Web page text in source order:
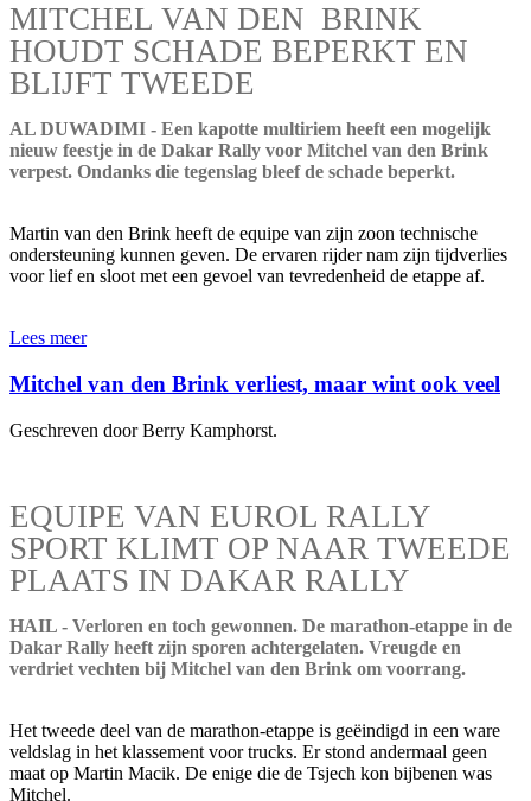
MITCHEL VAN DEN BRINK
HOUDT SCHADE BEPERKT EN
BLIJFT TWEEDE
AL DUWADIMI - Een kapotte multiriem heeft een mogelijk
nieuw feestje in de Dakar Rally voor Mitchel van den Brink
verpest. Ondanks die tegenslag bleef de schade beperkt.
Martin van den Brink heeft de equipe van zijn zoon technische
ondersteuning kunnen geven. De ervaren rijder nam zijn tijdverlies
voor lief en sloot met een gevoel van tevredenheid de etappe af.
Lees meer
Mitchel van den Brink verliest, maar wint ook veel
Geschreven door Berry Kamphorst.
EQUIPE VAN EUROL RALLY
SPORT KLIMT OP NAAR TWEEDE
PLAATS IN DAKAR RALLY
HAIL - Verloren en toch gewonnen. De marathon-etappe in de
Dakar Rally heeft zijn sporen achtergelaten. Vreugde en
verdriet vechten bij Mitchel van den Brink om voorrang.
Het tweede deel van de marathon-etappe is geëindigd in een ware
veldslag in het klassement voor trucks. Er stond andermaal geen
maat op Martin Macik. De enige die de Tsjech kon bijbenen was
Mitchel.